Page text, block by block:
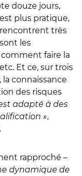
douze jours,
plus pratique,
très
les
faire la
Et ce, sur trois
connaissance
des risques
adapté à des
»,
rapproché –
dynamique de